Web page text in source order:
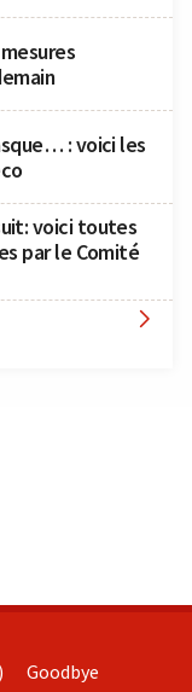
: voici les
voici toutes
par le Comité

Goodbye